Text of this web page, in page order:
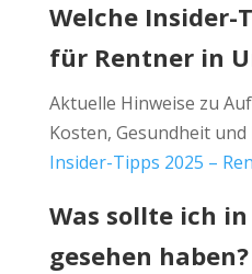
Welche Insider-
für Rentner in
Aktuelle Hinweise zu
Kosten, Gesundheit
Insider-Tipps 2025 –
Was sollte ich
gesehen haben?